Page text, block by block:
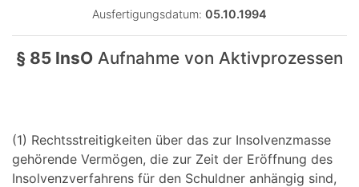
Ausfertigungsdatum: 05.10.1994
§ 85 InsO Aufnahme von Aktivprozessen
(1) Rechtsstreitigkeiten über das zur Insolvenzmasse
gehörende Vermögen, die zur Zeit der Eröffnung des
Insolvenzverfahrens für den Schuldner anhängig sind,